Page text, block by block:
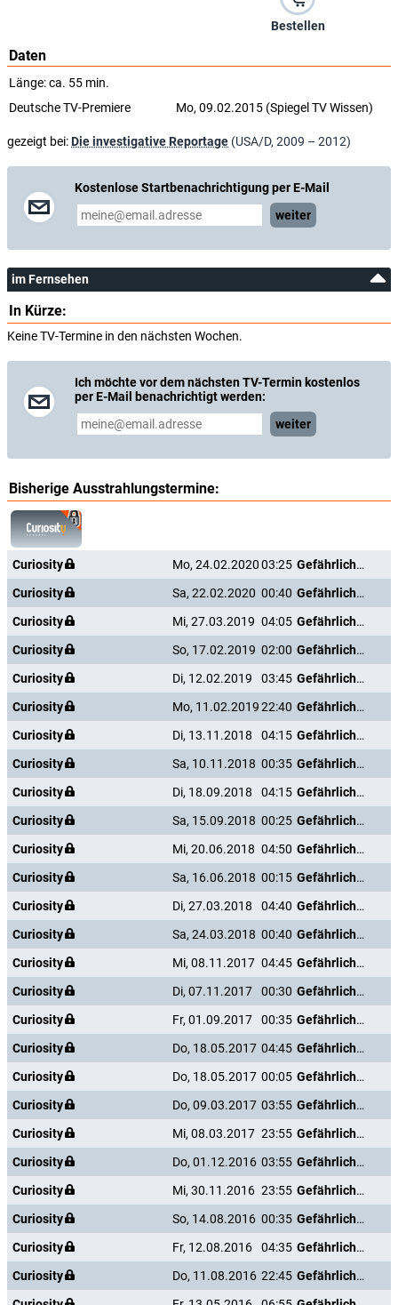
Bestellen
Daten
Länge: ca. 55 min.
Deutsche TV-Premiere
Mo, 09.02.2015 (Spiegel TV Wissen)
gezeigt bei:Die investigative Reportage (USA/D, 2009 – 2012)
Kostenlose Startbenachrichtigung per E-Mail
weiter
im Fernsehen
In Kürze:
Keine TV-Termine in den nächsten Wochen.
Ich möchte vor dem nächsten TV-Termin kostenlos
per E-Mail benachrichtigt werden:
weiter
Bisherige Ausstrahlungstermine:
Curiosity Mo, 24.02.202003:25
Gefährliche Liebe
Curiosity
Sa, 22.02.2020 00:40
Gefährliche Liebe
Curiosity
Mi, 27.03.2019 04:05
Gefährliche Liebe
Curiosity
So, 17.02.2019 02:00
Gefährliche Liebe
Curiosity
Di, 12.02.2019 03:45
Gefährliche Liebe
Curiosity
Mo, 11.02.201922:40
Gefährliche Liebe
Curiosity
Di, 13.11.2018 04:15
Gefährliche Liebe
Curiosity
Sa, 10.11.2018 00:35
Gefährliche Liebe
Curiosity
Di, 18.09.2018 04:15
Gefährliche Liebe
Curiosity
Sa, 15.09.2018 00:25
Gefährliche Liebe
Curiosity
Mi, 20.06.2018 04:50
Gefährliche Liebe
Curiosity
Sa, 16.06.2018 00:15
Gefährliche Liebe
Curiosity
Di, 27.03.2018 04:40
Gefährliche Liebe
Curiosity
Sa, 24.03.2018 00:40
Gefährliche Liebe
Curiosity
Mi, 08.11.2017 04:45
Gefährliche Liebe
Curiosity
Di, 07.11.2017 00:30
Gefährliche Liebe
Curiosity
Fr, 01.09.2017 00:35
Gefährliche Liebe
Curiosity
Do, 18.05.2017 04:45
Gefährliche Liebe
Curiosity
Do, 18.05.2017 00:05
Gefährliche Liebe
Curiosity
Do, 09.03.2017 03:55
Gefährliche Liebe
Curiosity
Mi, 08.03.2017 23:55
Gefährliche Liebe
Curiosity
Do, 01.12.2016 03:55
Gefährliche Liebe
Curiosity
Mi, 30.11.2016 23:55
Gefährliche Liebe
Curiosity
So, 14.08.2016 00:35
Gefährliche Liebe
Curiosity
Fr, 12.08.2016 04:35
Gefährliche Liebe
Curiosity
Do, 11.08.2016 22:45
Gefährliche Liebe